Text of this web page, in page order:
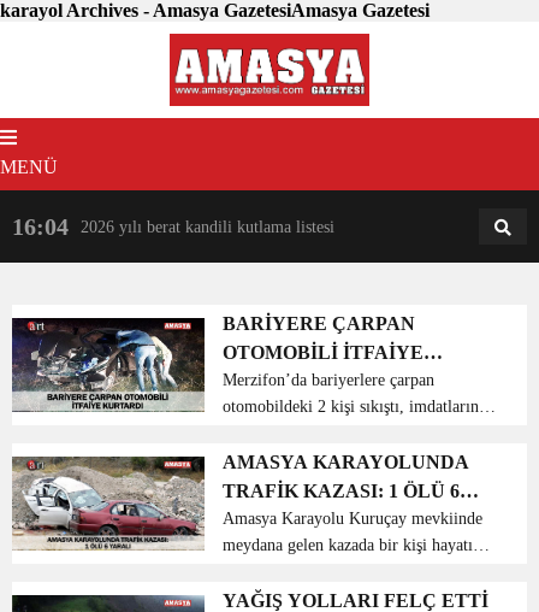
karayol Archives - Amasya GazetesiAmasya Gazetesi
MENÜ
16:04 2026 yılı berat kandili kutlama listesi 18:31
BARİYERE ÇARPAN
OTOMOBİLİ İTFAİYE
KURTARDI
Merzifon’da bariyerlere çarpan
otomobildeki 2 kişi sıkıştı, imdatlarına
göre, Merzifon-Samsun karayolu 15.
km Çeltek mevkiinde 05 DF 294 plakalı
B.T. idaresind...
AMASYA KARAYOLUNDA
TRAFİK KAZASI: 1 ÖLÜ 6
YARALI
Amasya Karayolu Kuruçay mevkiinde
meydana gelen kazada bir kişi hayatını
bir yakınının cenazesine giden Aydoğan
YAĞIŞ YOLLARI FELÇ ETTİ